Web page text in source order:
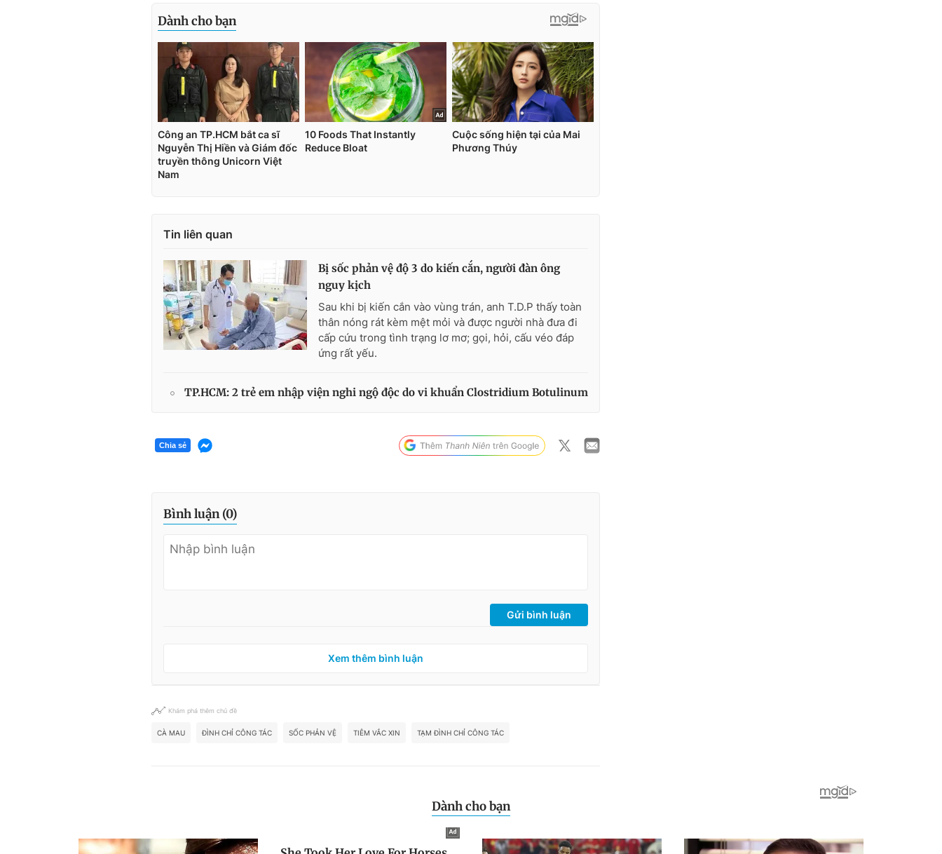
Tin liên quan
Bị sốc phản vệ độ 3 do kiến cắn, người đàn ông
nguy kịch
Sau khi bị kiến cắn vào vùng trán, anh T.D.P thấy toàn
thân nóng rát kèm mệt mỏi và được người nhà đưa đi
cấp cứu trong tình trạng lơ mơ; gọi, hỏi, cấu véo đáp
ứng rất yếu.
TP.HCM: 2 trẻ em nhập viện nghi ngộ độc do vi khuẩn Clostridium Botulinum
Chia sẻ
Bình luận (0)
Gửi bình luận
Xem thêm bình luận
Khám phá thêm chủ đề
CÀ MAU ĐÌNH CHỈ CÔNG TÁC SỐC PHẢN VỆ TIÊM VẮC XIN TẠM ĐÌNH CHỈ CÔNG TÁC